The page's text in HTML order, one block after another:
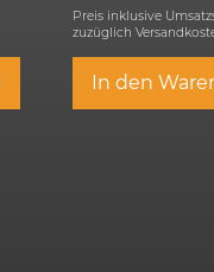
Preis inklusive
zuzüglich
In den